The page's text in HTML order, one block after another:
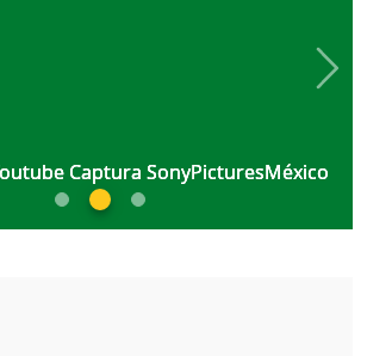
Captura SonyPicturesMéxico
Captura SonyPicturesMéxico
Captura SonyPicturesMéxico
Next